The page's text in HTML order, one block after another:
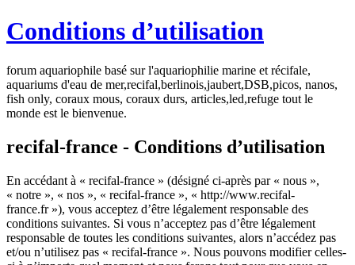
Conditions d’utilisation
forum aquariophile basé sur l'aquariophilie marine et récifale,
aquariums d'eau de mer,recifal,berlinois,jaubert,DSB,picos, nanos,
fish only, coraux mous, coraux durs, articles,led,refuge tout le
monde est le bienvenue.
recifal-france - Conditions d’utilisation
En accédant à « recifal-france » (désigné ci-après par « nous »,
« notre », « nos », « recifal-france », « http://www.recifal-
france.fr »), vous acceptez d’être légalement responsable des
conditions suivantes. Si vous n’acceptez pas d’être légalement
responsable de toutes les conditions suivantes, alors n’accédez pas
et/ou n’utilisez pas « recifal-france ». Nous pouvons modifier celles-